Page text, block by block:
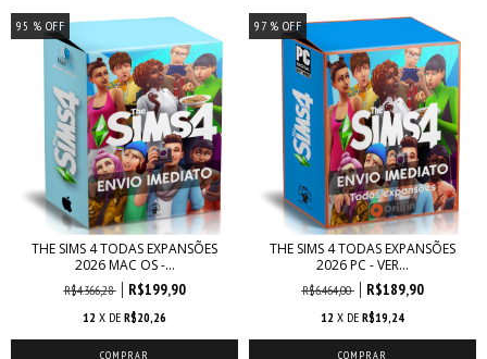
95 % OFF
THE SIMS 4 TODAS EXPANSÕES
2026 MAC OS -...
R$4.366,28 R$199,90
12 X DE R$20,26
97% OFF
THE SIMS 4 TODAS EXPANSÕES
2026 PC - VER...
R$6.464,00 R$189,90
12 X DE R$19,24